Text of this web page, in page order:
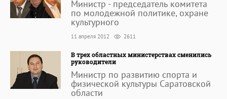
Министр - председатель комитета
по молодежной политике, охране
культурного
11 апреля 2012 2611
В трех областных министерствах сменились
руководители
Министр по развитию спорта и
физической культуры Саратовской
области